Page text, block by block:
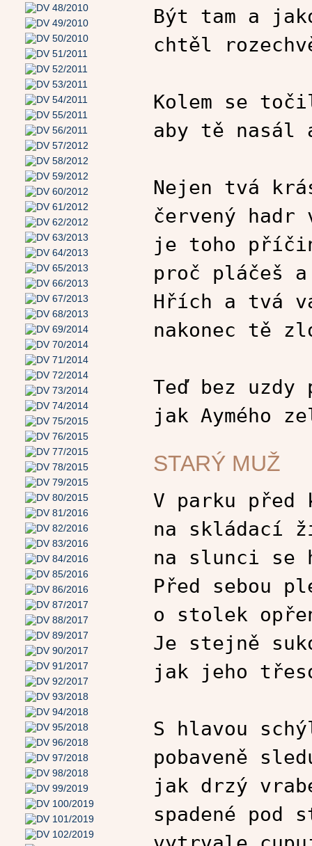
Být tam a
chtěl
Kolem se
aby tě
Nejen tvá
červený
je toho
proč pláčeš
Hřích a tvá
nakonec tě
Teď bez
jak Aymého
STARÝ MUŽ
V parku před
na skládací
na slunci se
Před sebou
o stolek
Je stejně
jak jeho
S hlavou
pobaveně
jak drzý
spadené pod